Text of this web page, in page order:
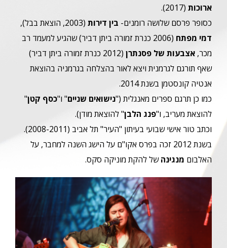
ארוכות (2017).
כסופר פרסם שלושה רומנים- בין דירות (2003, הוצאת בבל),
דמי מפתח
(2006 כנרת זמורה ביתן דביר) שהגיע למעמד רב
מכר, אצבעות של פסנתרן
(2012 כנרת זמורה ביתן דביר)
שאף תורגם לגרמנית ויצא לאור בהצלחה בגרמניה בהוצאת
אנטיה קונסטמן בשנת 2014.
כמו כן תרגם ספרים מאנגלית ("נישואים שניים" ו"כסף קטן"
להוצאת מעריב, ו"פנג הלבן" להוצאת מודן).
וכתב טור אישי שבועי בעיתון "העיר" תל אביב (2008-2011).
בשנת 2012 זכה בפרס אקו"ם על הישג השנה למחבר, על
האלבום מנגינהשל להקת מוניקה סקס.